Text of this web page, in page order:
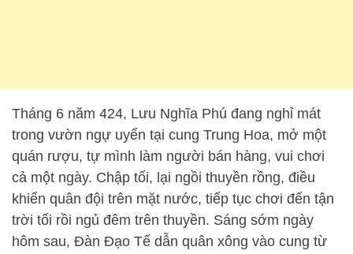
Tháng 6 năm 424, Lưu Nghĩa Phú đang nghỉ mát
trong vườn ngự uyển tại cung Trung Hoa, mở một
quán rượu, tự mình làm người bán hàng, vui chơi
cả một ngày. Chập tối, lại ngồi thuyền rồng, điều
khiển quân đội trên mặt nước, tiếp tục chơi đến tận
trời tối rồi ngủ đêm trên thuyền. Sáng sớm ngày
hôm sau, Đàn Đạo Tế dẫn quân xông vào cung từ